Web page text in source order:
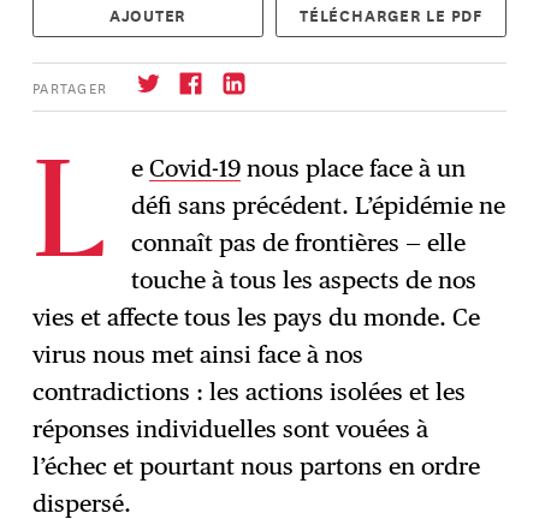
AJOUTER TÉLÉCHARGER LE PDF
PARTAGER
L eCovid-19 nous place face à un
défi sans précédent. L’épidémie ne
connaît pas de frontières — elle
touche à tous les aspects de nos
vies et affecte tous les pays du monde. Ce
virus nous met ainsi face à nos
contradictions : les actions isolées et les
réponses individuelles sont vouées à
l’échec et pourtant nous partons en ordre
dispersé.